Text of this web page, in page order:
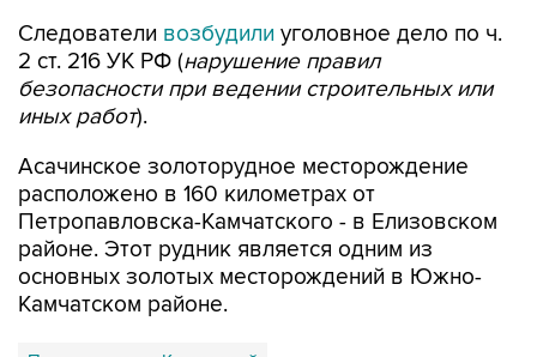
Следователи возбудили уголовное дело по ч.
2 ст. 216 УК РФ (нарушение правил
безопасности при ведении строительных или
иных работ).
Асачинское золоторудное месторождение
расположено в 160 километрах от
Петропавловска-Камчатского - в Елизовском
районе. Этот рудник является одним из
основных золотых месторождений в Южно-
Камчатском районе.